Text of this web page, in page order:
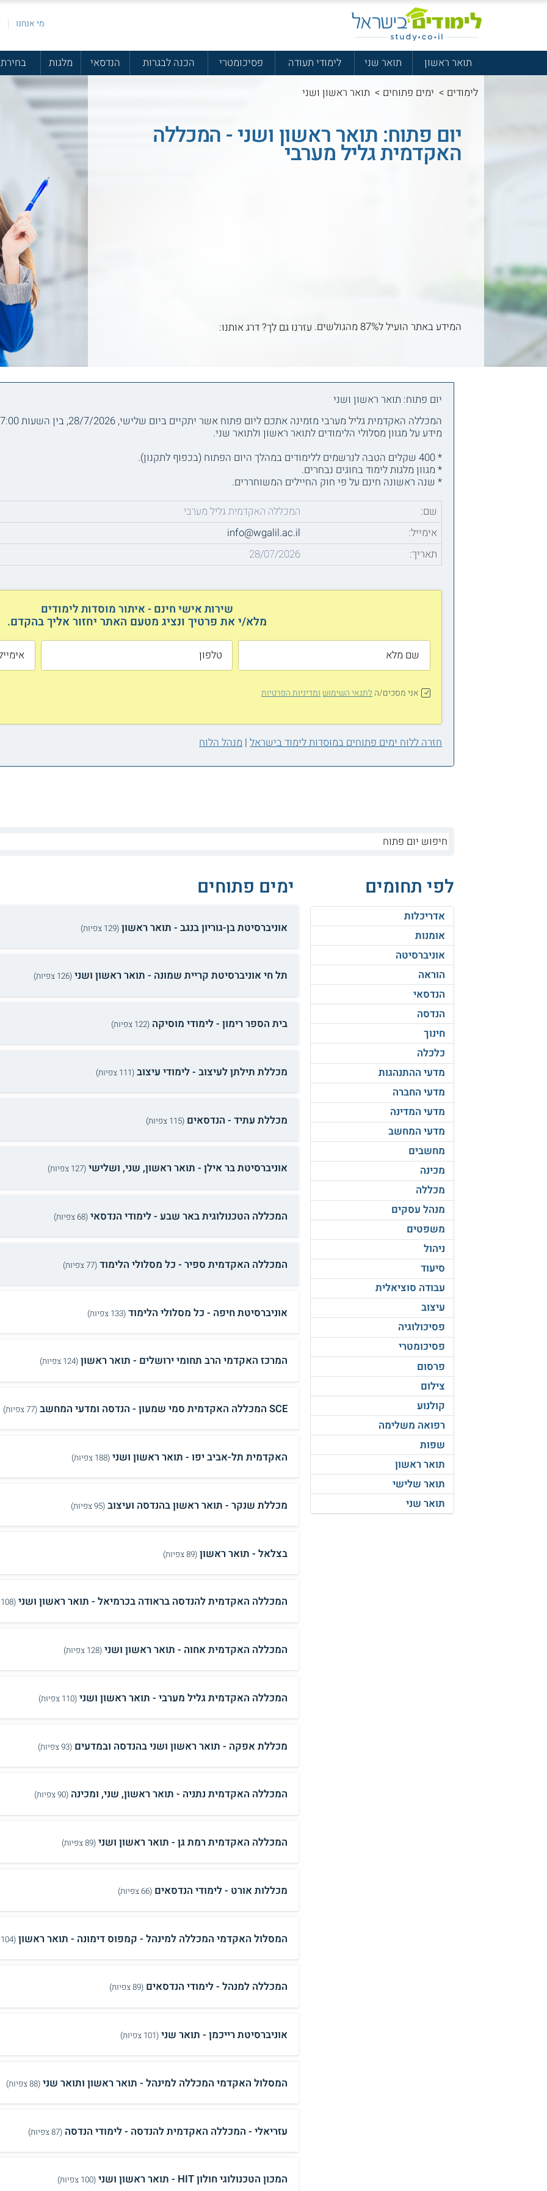
מי אנחנו
תואר ראשון תואר שני לימודי תעודה פסיכומטרי הכנה לבגרות הנדסאי מלגות
לימודים > ימים פתוחים > תואר ראשון ושני
יום פתוח: תואר ראשון ושני - המכללה
האקדמית גליל מערבי
המידע באתר הועיל ל87% מהגולשים. עזרנו גם לך? דרג אותנו:
יום פתוח: תואר ראשון ושני
מידע על מגוון מסלולי הלימודים לתואר ראשון ולתואר שני.
* 400 שקלים הטבה לנרשמים ללימודים במהלך היום הפתוח (בכפוף לתקנון).
* מגוון מלגות לימוד בחוגים נבחרים.
* שנה ראשונה חינם על פי חוק החיילים המשוחררים.
שם:
המכללה האקדמית גליל מערבי
אימייל:
info@wgalil.ac.il
תאריך:
28/07/2026
שירות אישי חינם - איתור מוסדות לימודים
מלא/י את פרטיך ונציג מטעם האתר יחזור אליך בהקדם.
אני מסכים/הלתנאי השימושומדיניות הפרטיות
חזרה ללוח ימים פתוחים במוסדות לימוד בישראל| מנהל הלוח
לפי תחומים
אדריכלות
אומנות
אוניברסיטה
הוראה
הנדסאי
הנדסה
חינוך
כלכלה
מדעי ההתנהגות
מדעי החברה
מדעי המדינה
מדעי המחשב
מחשבים
מכינה
מכללה
מנהל עסקים
משפטים
ניהול
סיעוד
עבודה סוציאלית
עיצוב
פסיכולוגיה
פסיכומטרי
פרסום
צילום
קולנוע
רפואה משלימה
שפות
תואר ראשון
תואר שלישי
תואר שני
ימים פתוחים
אוניברסיטת בן-גוריון בנגב - תואר ראשון(129 צפיות)
תל חי אוניברסיטת קריית שמונה - תואר ראשון ושני(126 צפיות)
בית הספר רימון - לימודי מוסיקה(122 צפיות)
מכללת תילתן לעיצוב - לימודי עיצוב(111 צפיות)
מכללת עתיד - הנדסאים(115 צפיות)
אוניברסיטת בר אילן - תואר ראשון, שני, ושלישי(127 צפיות)
המכללה הטכנולוגית באר שבע - לימודי הנדסאי(68 צפיות)
המכללה האקדמית ספיר - כל מסלולי הלימוד(77 צפיות)
אוניברסיטת חיפה - כל מסלולי הלימוד(133 צפיות)
המרכז האקדמי הרב תחומי ירושלים - תואר ראשון(124 צפיות)
SCE המכללה האקדמית סמי שמעון - הנדסה ומדעי המחשב (77 צפיות)
האקדמית תל-אביב יפו - תואר ראשון ושני(188 צפיות)
מכללת שנקר - תואר ראשון בהנדסה ועיצוב(95 צפיות)
בצלאל - תואר ראשון(89 צפיות)
המכללה האקדמית להנדסה בראודה בכרמיאל - תואר ראשון ושני(108 צפיות)
המכללה האקדמית אחוה - תואר ראשון ושני(128 צפיות)
המכללה האקדמית גליל מערבי - תואר ראשון ושני(110 צפיות)
מכללת אפקה - תואר ראשון ושני בהנדסה ובמדעים(93 צפיות)
המכללה האקדמית נתניה - תואר ראשון, שני, ומכינה(90 צפיות)
המכללה האקדמית רמת גן - תואר ראשון ושני(89 צפיות)
מכללות אורט - לימודי הנדסאים(66 צפיות)
המסלול האקדמי המכללה למינהל - קמפוס דימונה - תואר ראשון(104 צפיות)
המכללה למנהל - לימודי הנדסאים(89 צפיות)
אוניברסיטת רייכמן - תואר שני(101 צפיות)
המסלול האקדמי המכללה למינהל - תואר ראשון ותואר שני(88 צפיות)
עזריאלי - המכללה האקדמית להנדסה - לימודי הנדסה(87 צפיות)
המכון הטכנולוגי חולון HIT - תואר ראשון ושני (100 צפיות)